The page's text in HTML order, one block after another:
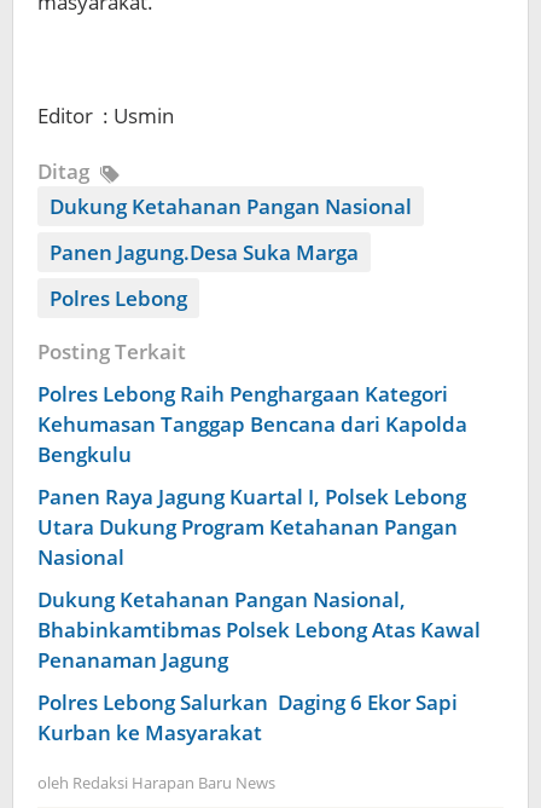
Editor : Usmin
Ditag
Dukung Ketahanan Pangan Nasional
Panen Jagung.Desa Suka Marga
Polres Lebong
Posting Terkait
Polres Lebong Raih Penghargaan Kategori
Kehumasan Tanggap Bencana dari Kapolda
Bengkulu
Panen Raya Jagung Kuartal I, Polsek Lebong
Utara Dukung Program Ketahanan Pangan
Nasional
Dukung Ketahanan Pangan Nasional,
Bhabinkamtibmas Polsek Lebong Atas Kawal
Penanaman Jagung
Polres Lebong Salurkan Daging 6 Ekor Sapi
Kurban ke Masyarakat
oleh Redaksi Harapan Baru News